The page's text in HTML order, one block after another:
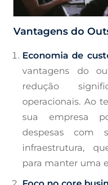
Vantagens do
Economia de
vantagens do
redução
operacionais. Ao
sua empresa
despesas com
infraestrutura,
para manter uma